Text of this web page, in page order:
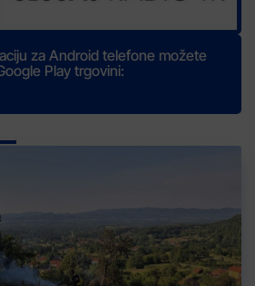
za Android telefone možete
Play trgovini: